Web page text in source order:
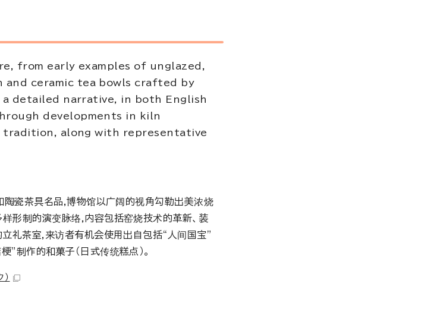
from early examples of unglazed,
and ceramic tea bowls crafted by
a detailed narrative, in both English
developments in kiln
along with representative
瓷茶具名品,博物馆以广阔的视角勾勒出美浓烧
形制的演变脉络,内容包括窑烧技术的革新、装
礼茶室,来访者有机会使用出自包括“人间国宝”
制作的和菓子（日式传统糕点）。